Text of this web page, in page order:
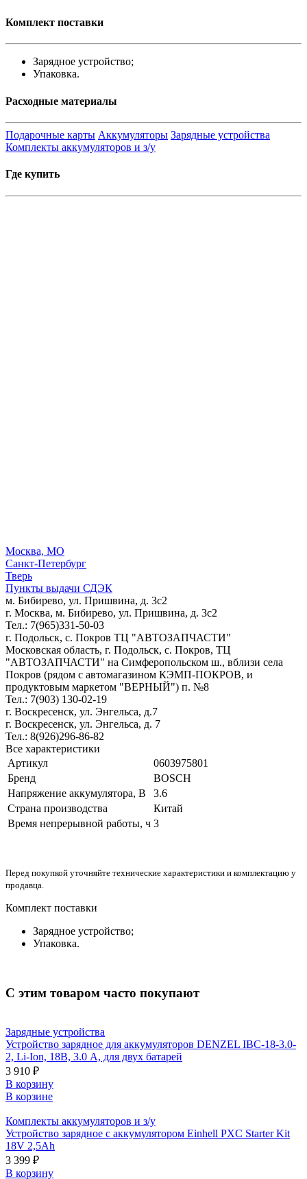
Комплект поставки
Зарядное устройство;
Упаковка.
Расходные материалы
Подарочные карты Аккумуляторы Зарядные устройства
Комплекты аккумуляторов и з/у
Где купить
Москва, МО
Санкт-Петербург
Тверь
Пункты выдачи СДЭК
м. Бибирево, ул. Пришвина, д. 3с2
г. Москва, м. Бибирево, ул. Пришвина, д. 3с2
Тел.: 7(965)331-50-03
г. Подольск, c. Покров ТЦ "АВТОЗАПЧАСТИ"
Московская область, г. Подольск, c. Покров, ТЦ
"АВТОЗАПЧАСТИ" на Симферопольском ш., вблизи села
Покров (рядом с автомагазином КЭМП-ПОКРОВ, и
продуктовым маркетом "ВЕРНЫЙ") п. №8
Тел.: 7(903) 130-02-19
г. Воскресенск, ул. Энгельса, д.7
г. Воскресенск, ул. Энгельса, д. 7
Тел.: 8(926)296-86-82
Все характеристики
Артикул
0603975801
Бренд
BOSCH
Напряжение аккумулятора, В
3.6
Страна производства
Китай
Время непрерывной работы, ч 3
Перед покупкой уточняйте технические характеристики и комплектацию у
продавца.
Комплект поставки
Зарядное устройство;
Упаковка.
С этим товаром часто покупают
Зарядные устройства
Устройство зарядное для аккумуляторов DENZEL IBC-18-3.0-
2, Li-Ion, 18В, 3.0 А, для двух батарей
3 910 ₽
В корзину
В корзине
Комплекты аккумуляторов и з/у
Устройство зарядное с аккумулятором Einhell PXC Starter Kit
18V 2,5Ah
3 399 ₽
В корзину